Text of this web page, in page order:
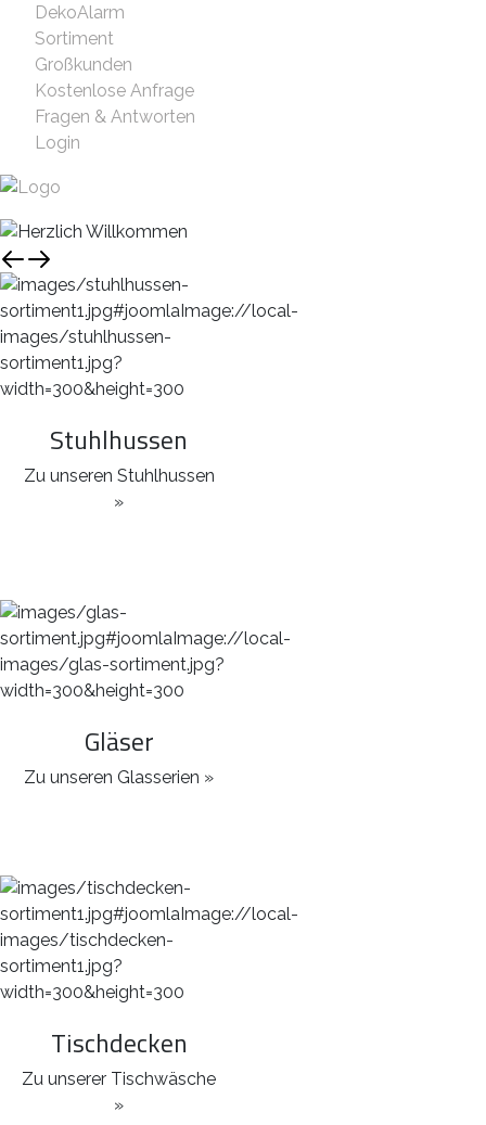
DekoAlarm
Sortiment
Großkunden
Kostenlose Anfrage
Fragen & Antworten
Login
Stuhlhussen
Zu unseren Stuhlhussen
»
Gläser
Zu unseren Glasserien »
Tischdecken
Zu unserer Tischwäsche
»